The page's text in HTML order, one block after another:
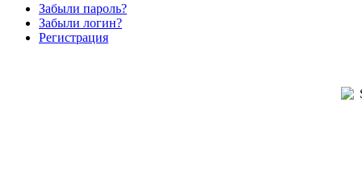
Забыли пароль?
Забыли логин?
Регистрация